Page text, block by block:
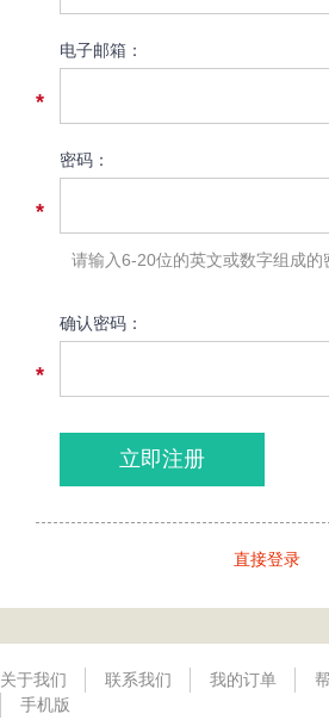
电子邮箱：
*
密码：
*
请输入6-20位的英文或数字组成的
确认密码：
*
立即注册
直接登录
关于我们 联系我们 我的订单
手机版